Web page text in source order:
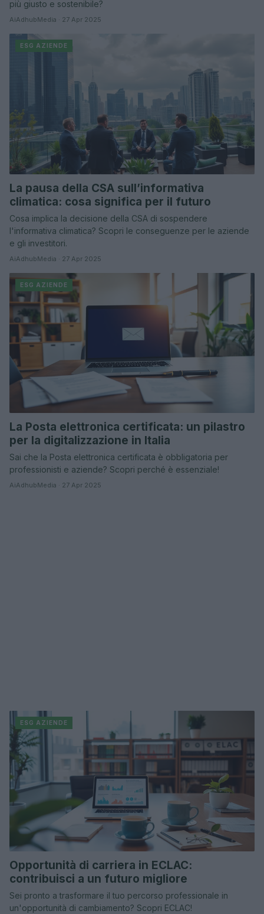
più giusto e sostenibile?
AiAdhubMedia · 27 Apr 2025
ESG AZIENDE
La pausa della CSA sull’informativa
climatica: cosa significa per il futuro
Cosa implica la decisione della CSA di sospendere
l'informativa climatica? Scopri le conseguenze per le aziende
e gli investitori.
AiAdhubMedia · 27 Apr 2025
ESG AZIENDE
La Posta elettronica certificata: un pilastro
per la digitalizzazione in Italia
Sai che la Posta elettronica certificata è obbligatoria per
professionisti e aziende? Scopri perché è essenziale!
AiAdhubMedia · 27 Apr 2025
ESG AZIENDE
Opportunità di carriera in ECLAC:
contribuisci a un futuro migliore
Sei pronto a trasformare il tuo percorso professionale in
un'opportunità di cambiamento? Scopri ECLAC!